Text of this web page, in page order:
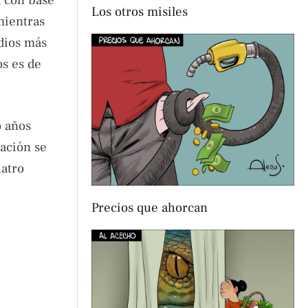
más
es de
años
se
Los otros misiles
Precios que ahorcan